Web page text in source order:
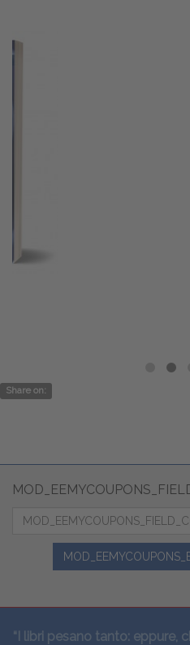
Share on:
“I libri pesano tanto: eppure,